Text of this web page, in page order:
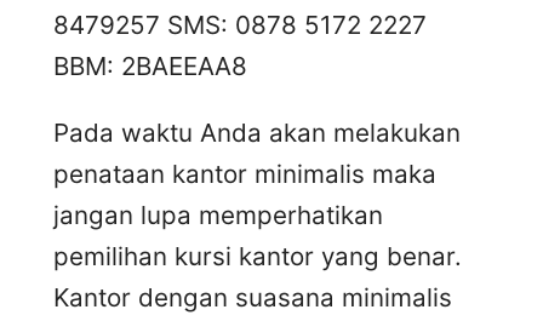
8479257 SMS: 0878 5172 2227
BBM: 2BAEEAA8
Pada waktu Anda akan melakukan
penataan kantor minimalis maka
jangan lupa memperhatikan
pemilihan kursi kantor yang benar.
Kantor dengan suasana minimalis